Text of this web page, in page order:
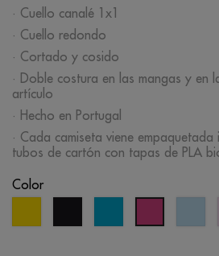
· Cuello canalé 1x1
· Cuello redondo
· Cortado y cosido
· Doble costura en las mangas y en
artículo
· Hecho en Portugal
· Cada camiseta viene empaquetada
tubos de cartón con tapas de PLA
Color
cyan